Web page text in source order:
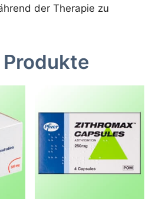
der Therapie zu